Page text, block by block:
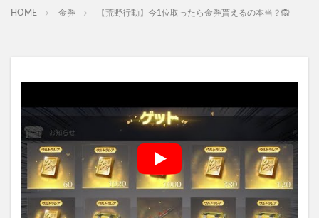
HOME 金券 【荒野行動】今1位取ったら金券貰えるの本当？🙉